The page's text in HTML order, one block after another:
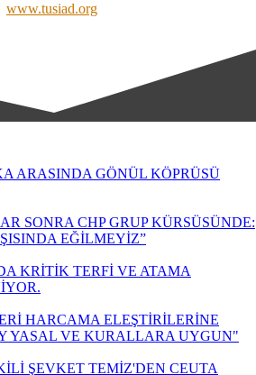
www.tusiad.org
ARASINDA GÖNÜL KÖPRÜSÜ
SONRA CHP GRUP KÜRSÜSÜNDE:
EĞİLMEYİZ”
KRİTİK TERFİ VE ATAMA
HARCAMA ELEŞTİRİLERİNE
YASAL VE KURALLARA UYGUN"
ŞEVKET TEMİZ'DEN CEUTA